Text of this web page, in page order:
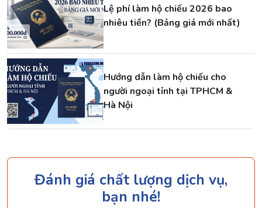
Lệ phí làm hộ chiếu 2026 bao
nhiêu tiền? (Bảng giá mới nhất)
Hướng dẫn làm hộ chiếu cho
người ngoại tỉnh tại TPHCM &
Hà Nội
Đánh giá chất lượng dịch vụ,
bạn nhé!